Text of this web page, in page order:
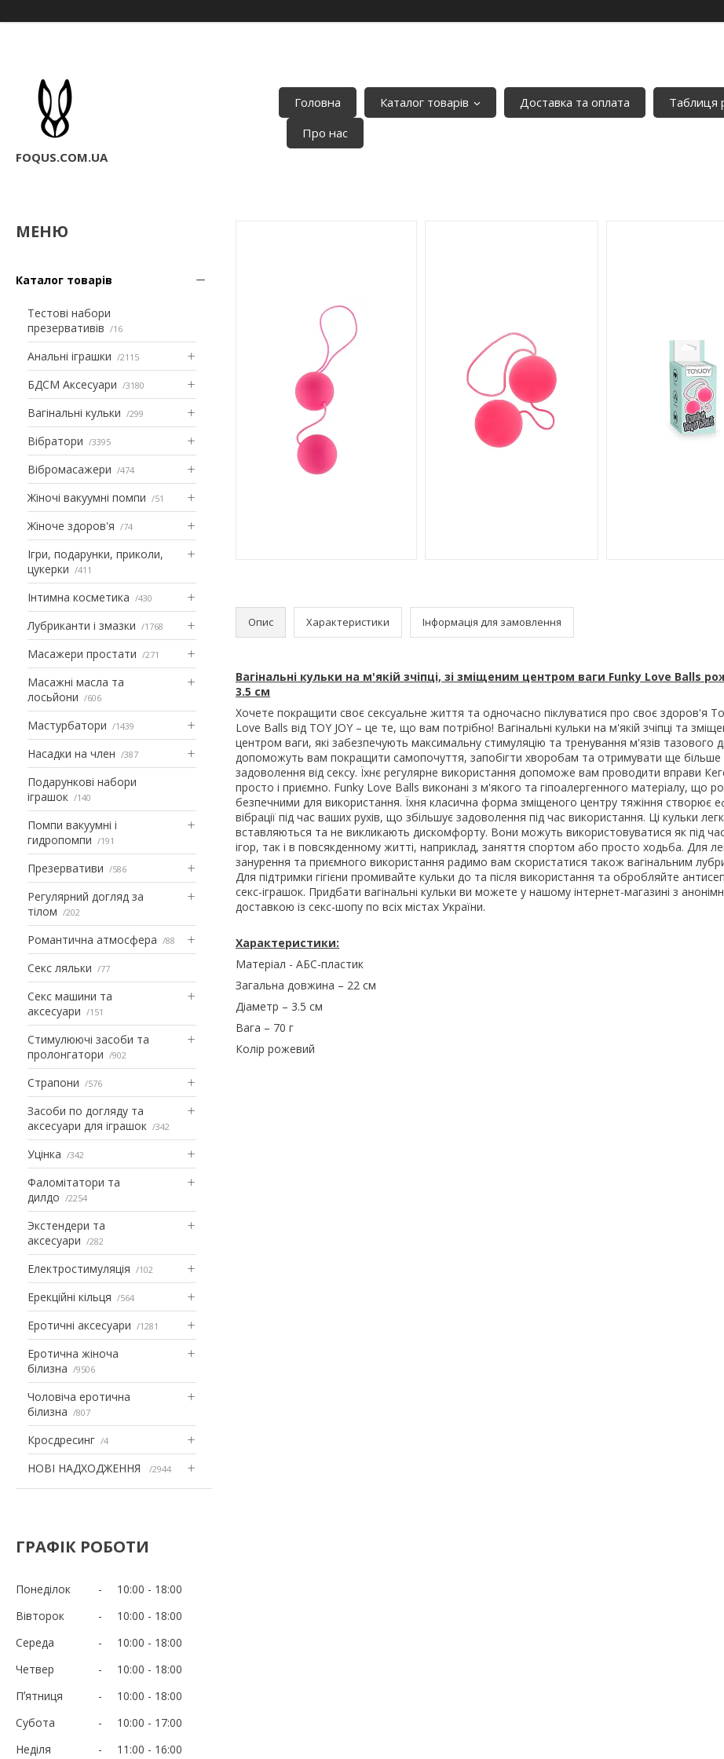
FOQUS.COM.UA
Головна Каталог товарів Доставка та оплата Таблиця
Про нас
Каталог товарів
Тестові набори
презервативів
16
Анальні іграшки 2115
БДСМ Аксесуари 3180
Вагінальні кульки 299
Вібратори 3395
Вібромасажери 474
Жіночі вакуумні помпи 51
Жіноче здоров'я 74
Ігри, подарунки, приколи,
цукерки
411
Інтимна косметика 430
Лубриканти і змазки 1768
Масажери простати 271
Масажні масла та
лосьйони
606
Мастурбатори 1439
Насадки на член 387
Подарункові набори
іграшок
140
Помпи вакуумні і
гидропомпи
191
Презервативи 586
Регулярний догляд за
тілом
202
Романтична атмосфера 88
Секс ляльки 77
Секс машини та
аксесуари
151
Стимулюючі засоби та
пролонгатори
902
Страпони 576
Засоби по догляду та
аксесуари для іграшок
342
Уцінка 342
Фаломітатори та
дилдо
2254
Экстендери та
аксесуари
282
Електростимуляція 102
Ерекційні кільця 564
Еротичні аксесуари 1281
Еротична жіноча
білизна
9506
Чоловіча еротична
білизна
807
Кросдресинг 4
НОВІ НАДХОДЖЕННЯ 2944
ГРАФІК РОБОТИ
Понеділок 10:00
18:00
Вівторок
10:00
18:00
Середа
10:00
18:00
Четвер
10:00
18:00
Пʼятниця
10:00
18:00
Субота
10:00
17:00
Неділя
11:00 16:00
Опис Характеристики Інформація для замовлення
Вагінальні кульки на м'якій зчіпці, зі зміщеним центром ваги Funky Love Balls
3.5 см
Хочете покращити своє сексуальне життя та одночасно піклуватися про своє здоров'я
Love Balls від TOY JOY – це те, що вам потрібно! Вагінальні кульки на м'якій зчіпці та
центром ваги, які забезпечують максимальну стимуляцію та тренування м'язів тазового
допоможуть вам покращити самопочуття, запобігти хворобам та отримувати ще більше
задоволення від сексу. Їхнє регулярне використання допоможе вам проводити вправи
просто і приємно. Funky Love Balls виконані з м'якого та гіпоалергенного матеріалу, що
безпечними для використання. Їхня класична форма зміщеного центру тяжіння створює
вібрації під час ваших рухів, що збільшує задоволення під час використання. Ці кульки
вставляються та не викликають дискомфорту. Вони можуть використовуватися як під
ігор, так і в повсякденному житті, наприклад, заняття спортом або просто ходьба. Для
занурення та приємного використання радимо вам скористатися також вагінальним
Для підтримки гігієни промивайте кульки до та після використання та обробляйте
секс-іграшок. Придбати вагінальні кульки ви можете у нашому інтернет-магазині з
доставкою із секс-шопу по всіх містах України.
Характеристики:
Матеріал - АБС-пластик
Загальна довжина – 22 см
Діаметр – 3.5 см
Вага – 70 г
Колір рожевий